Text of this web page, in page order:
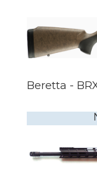
Beretta -